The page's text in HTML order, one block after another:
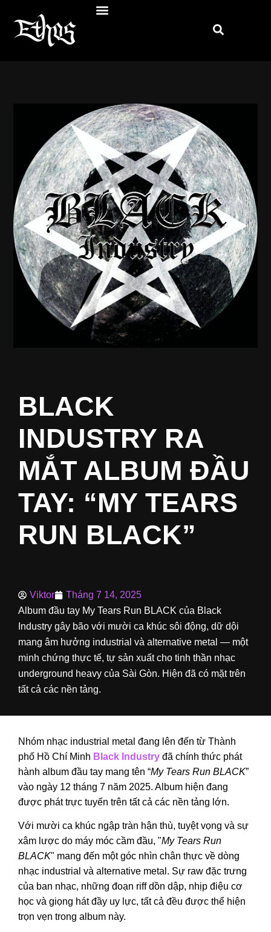
BLACK
INDUSTRY RA
MẮT ALBUM ĐẦU
TAY: “MY TEARS
RUN BLACK”
Viktor
Tháng 7 14, 2025
Album đầu tay My Tears Run BLACK của Black
Industry gây bão với mười ca khúc sôi động, dữ dội
mang âm hưởng industrial và alternative metal — một
minh chứng thực tế, tự sản xuất cho tinh thần nhạc
underground heavy của Sài Gòn. Hiện đã có mặt trên
tất cả các nền tảng.
Nhóm nhạc industrial metal đang lên đến từ Thành
phố Hồ Chí Minh Black Industry đã chính thức phát
hành album đầu tay mang tên “My Tears Run BLACK”
vào ngày 12 tháng 7 năm 2025. Album hiện đang
được phát trực tuyến trên tất cả các nền tảng lớn.
Với mười ca khúc ngập tràn hận thù, tuyệt vọng và sự
xâm lược do máy móc cầm đầu, "My Tears Run
BLACK" mang đến một góc nhìn chân thực về dòng
nhạc industrial và alternative metal. Sự raw đặc trưng
của ban nhạc, những đoạn riff dồn dập, nhịp điệu cơ
học và giọng hát đầy uy lực, tất cả đều được thể hiện
trọn vẹn trong album này.